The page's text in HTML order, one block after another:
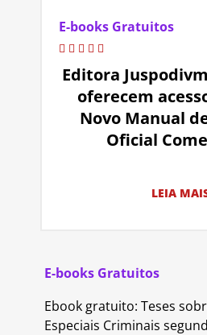
E-books Gratuitos
Editora
oferecem
Novo Manual
Oficial
LEIA
E-books Gratuitos
Ebook gratuito: Teses
Especiais Criminais